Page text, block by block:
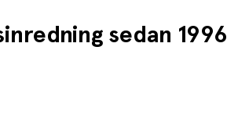
sedan 1996